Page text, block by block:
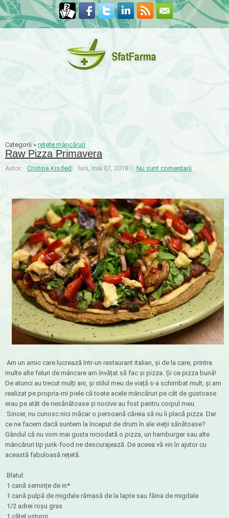
Categorii » rețete mâncăruri
Raw Pizza Primavera
Autor: Cristina Kisded luni, mai 07, 2018 Nu sunt comentarii
Am un amic care lucrează într-un restaurant italian, şi de la care, printre
multe alte feluri de mâncare am învățat să fac și pizza. Și ce pizza bună!
De atunci au trecut mulți ani, și stilul meu de viață s-a schimbat mult, și am
realizat pe propria-mi piele că toate acele mâncăruri pe cât de gustoase
erau pe atât de nesănătoase și nocive au fost pentru corpul meu.
Sincer, nu cunosc nici măcar o persoană căreia să nu îi placă pizza. Dar
ce ne facem dacă suntem la început de drum în ale vieții sănătoase?
Gândul că nu vom mai gusta niciodată o pizza, un hamburger sau alte
mâncăruri tip junk-food ne descurajează. De aceea vă vin în ajutor cu
această fabuloasă rețetă.
Blatul:
1 cană semințe de in*
1 cană pulpă de migdale rămasă de la lapte sau făina de migdale
1/2 adrei roșu gras
1 cățel usturoi